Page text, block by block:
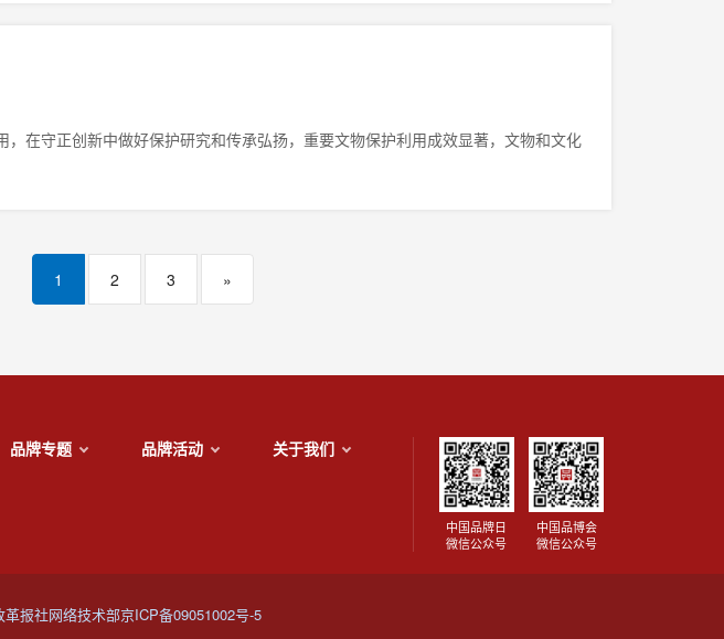
在守正创新中做好保护研究和传承弘扬，重要文物保护利用成效显著，文物和文化
1 2 3 »Next
品牌专题 品牌活动 关于我们
中国品牌日
微信公众号
中国品博会
微信公众号
报社网络技术部京ICP备09051002号-5